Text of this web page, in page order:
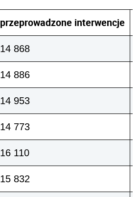
przeprowadzone interwencje
14 868
14 886
14 953
14 773
16 110
15 832